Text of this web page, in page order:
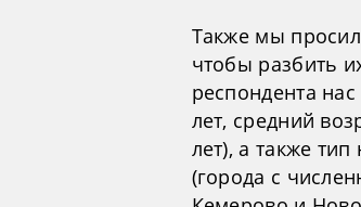
Также мы
чтобы разбить
респондента
лет, средний
лет), а также
(города с